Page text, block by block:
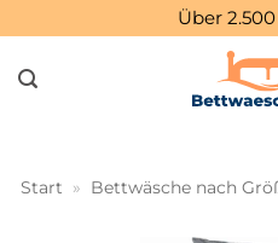
springen
Über
Start » Bettwäsche nach